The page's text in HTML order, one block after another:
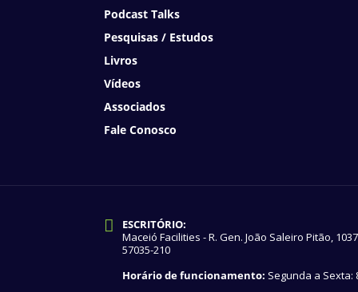
Podcast Talks
Pesquisas / Estudos
Livros
Vídeos
Associados
Fale Conosco
ESCRITÓRIO:
Maceió Facilities - R. Gen. João Saleiro Pitão,
57035-210
Horário de funcionamento: Segunda a Sexta: